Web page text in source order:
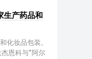
生产药品和
化妆品包装。
恩科与“阿尔